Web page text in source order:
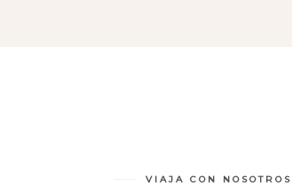
VIAJA CON NOSOTROS